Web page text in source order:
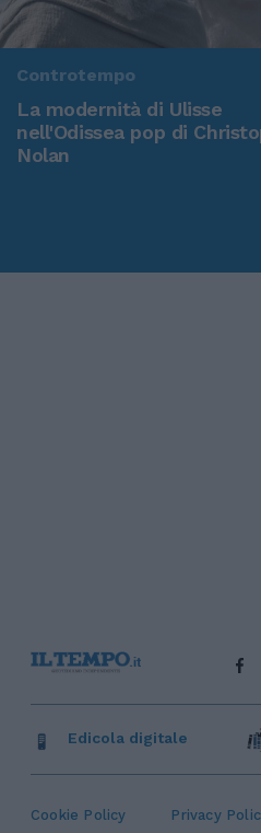
Controtempo
La modernità di Ulisse
nell'Odissea pop di
Nolan
Cookie Policy Privacy
Edicola digitale